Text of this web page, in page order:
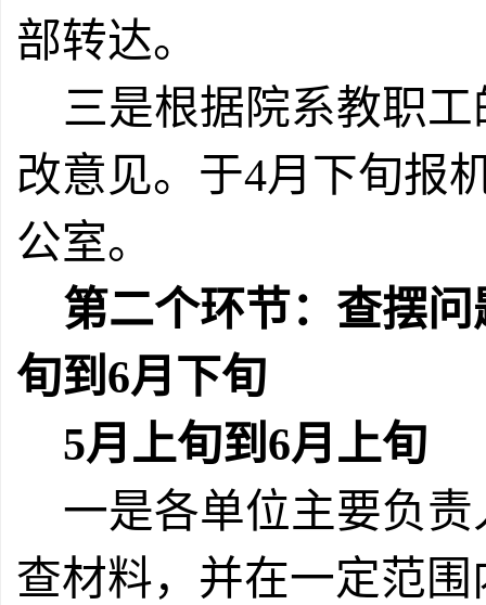
部转达。
三是根据院系教职工
改意见。于4月下旬报
公室。
第二个环节：查摆
旬到6月下旬
5月上旬到6月上旬
一是各单位主要负
查材料，并在一定范